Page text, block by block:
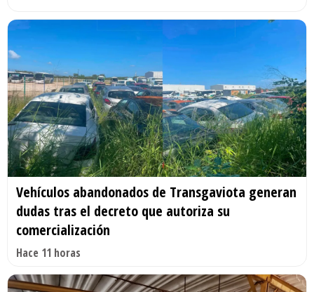
Vehículos abandonados de Transgaviota generan
dudas tras el decreto que autoriza su
comercialización
Hace 11 horas